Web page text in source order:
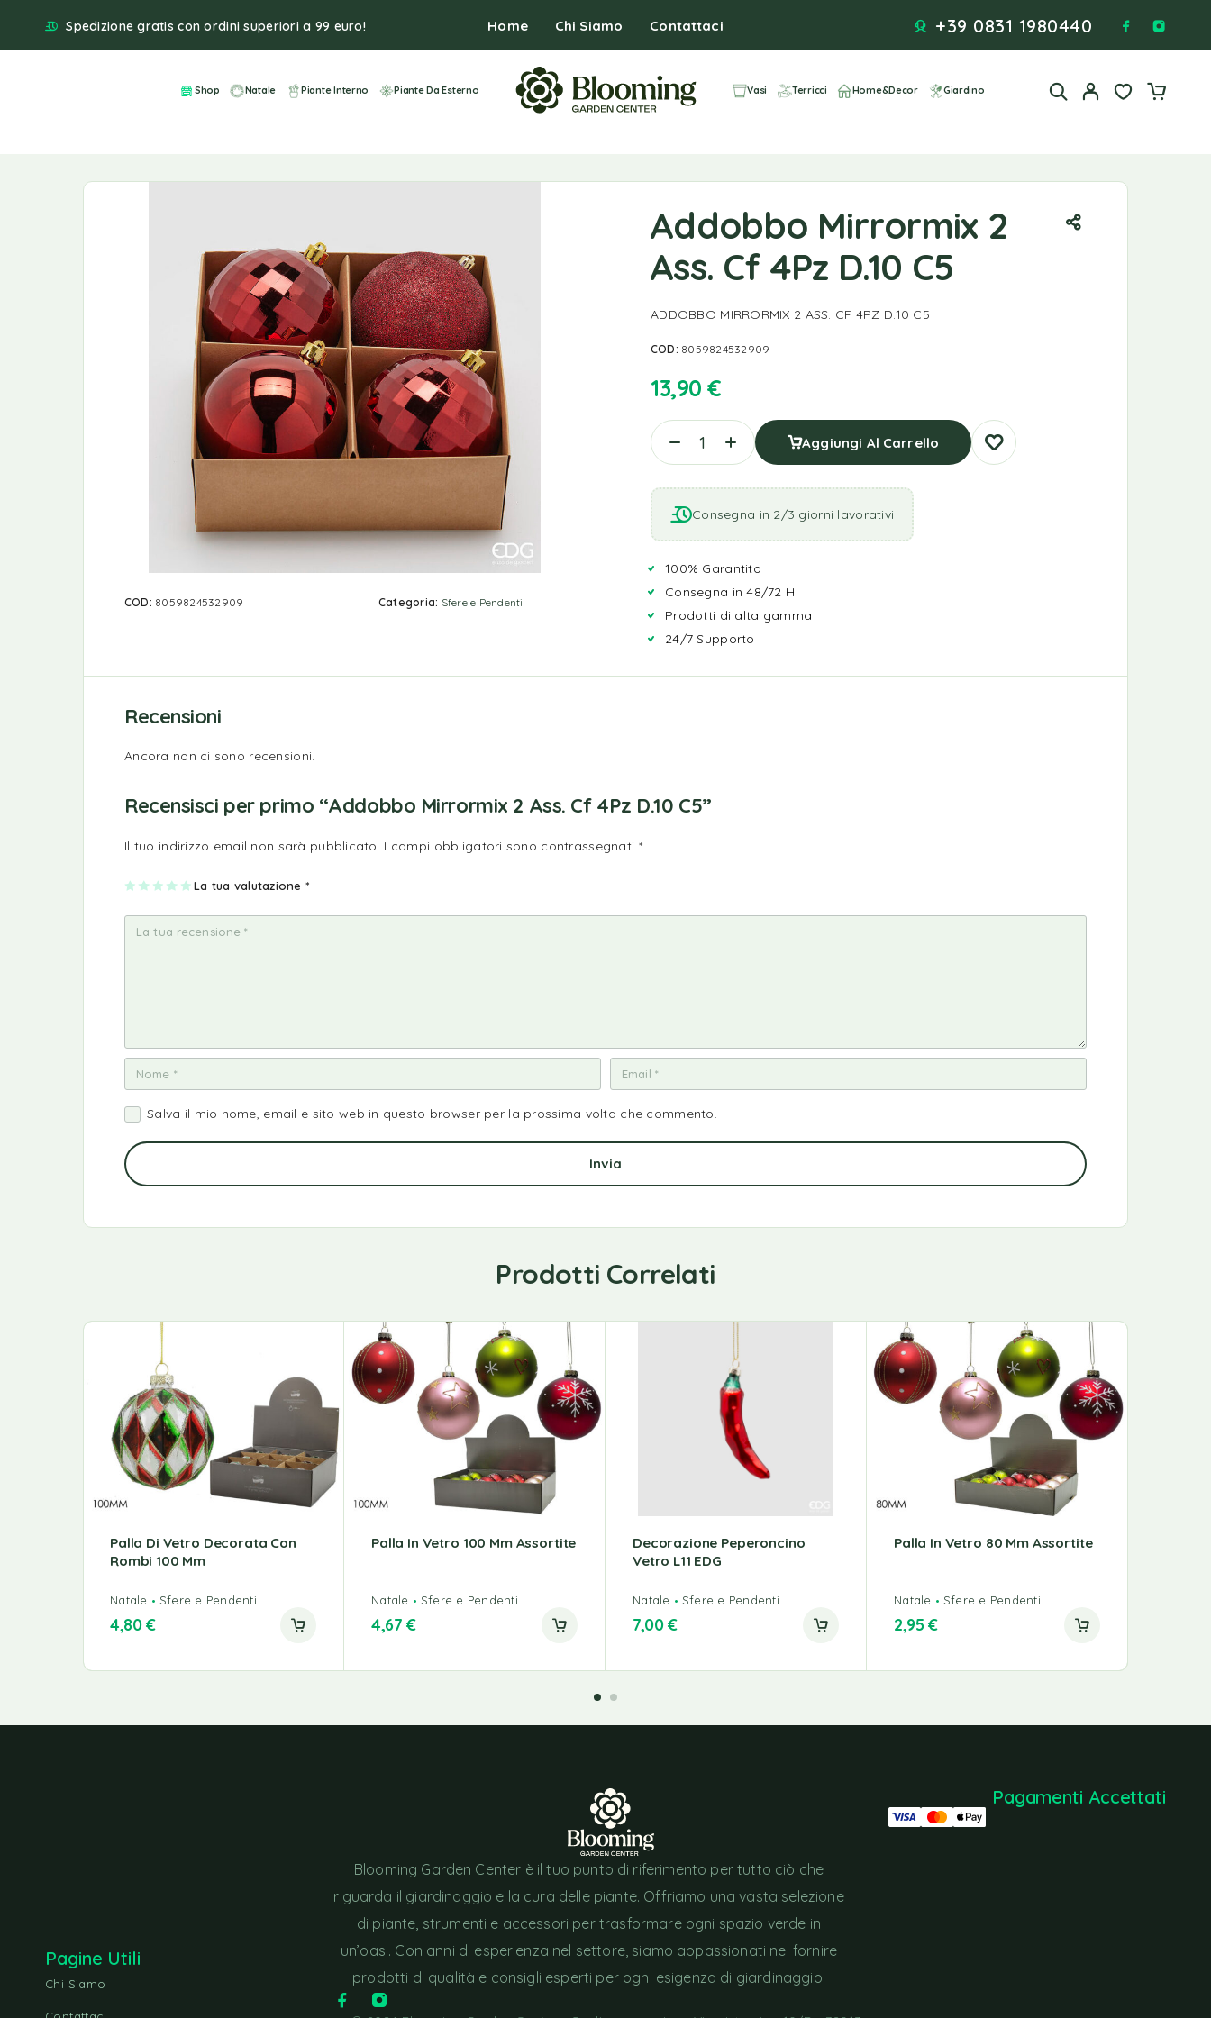
Spedizione gratis con ordini superiori a 99 euro! Home Chi Siamo Contattaci +39 0831 1980440
Shop Natale Piante Interno Piante Da Esterno Vasi Terricci Home&Decor Giardino
COD: 8059824532909 Categoria: Sfere e Pendenti
Addobbo Mirrormix 2
Ass. Cf 4Pz D.10 C5
ADDOBBO MIRRORMIX 2 ASS. CF 4PZ D.10 C5
COD: 8059824532909
13,90 €
Aggiungi Al Carrello
Consegna in 2/3 giorni lavorativi
100% Garantito
Consegna in 48/72 H
Prodotti di alta gamma
24/7 Supporto
Recensioni
Ancora non ci sono recensioni.
Recensisci per primo “Addobbo Mirrormix 2 Ass. Cf 4Pz D.10 C5”
Il tuo indirizzo email non sarà pubblicato. I campi obbligatori sono contrassegnati *
La tua valutazione *
1
a
2
e
su
5
3
e
su
5
4
e
su
5
5
e
su
5
Salva il mio nome, email e sito web in questo browser per la prossima volta che commento.
Prodotti Correlati
Palla Di Vetro Decorata Con
Rombi 100 Mm
Natale Sfere e Pendenti
4,80€
Palla In Vetro 100 Mm Assortite
Natale Sfere e Pendenti
4,67€
Decorazione Peperoncino
Vetro L11 EDG
Natale Sfere e Pendenti
7,00€
Palla In Vetro 80 Mm Assortite
Natale Sfere e Pendenti
2,95€
Pagine Utili
Chi Siamo
Blooming Garden Center è il tuo punto di riferimento per tutto ciò che
riguarda il giardinaggio e la cura delle piante. Offriamo una vasta selezione
di piante, strumenti e accessori per trasformare ogni spazio verde in
un’oasi. Con anni di esperienza nel settore, siamo appassionati nel fornire
prodotti di qualità e consigli esperti per ogni esigenza di giardinaggio.
Pagamenti Accettati